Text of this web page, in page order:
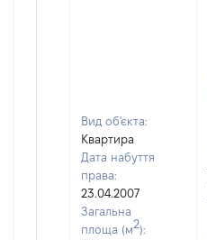
Вид об'єкта:
Квартира
Дата набуття
права:
23.04.2007
Загальна
площа (м2):